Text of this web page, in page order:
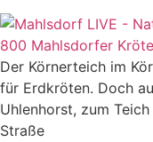
Der Körnerteich im
für Erdkröten. Doch
Uhlenhorst, zum
Straße